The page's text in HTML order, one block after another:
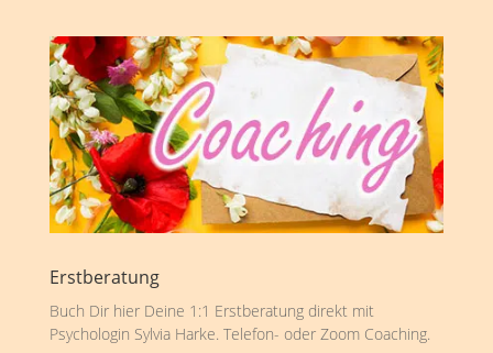
Erstberatung
Buch Dir hier Deine 1:1 Erstberatung direkt mit
Psychologin Sylvia Harke. Telefon- oder Zoom Coaching.